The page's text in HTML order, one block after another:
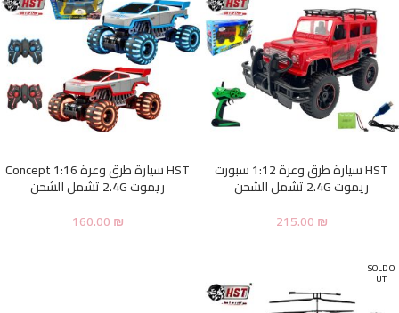
HST سيارة طرق وعرة 1:12 سبورت
ريموت 2.4G تشمل الشحن
215.00₪
HST سيارة طرق وعرة 1:16 Concept
ريموت 2.4G تشمل الشحن
160.00₪
SOLD O
UT